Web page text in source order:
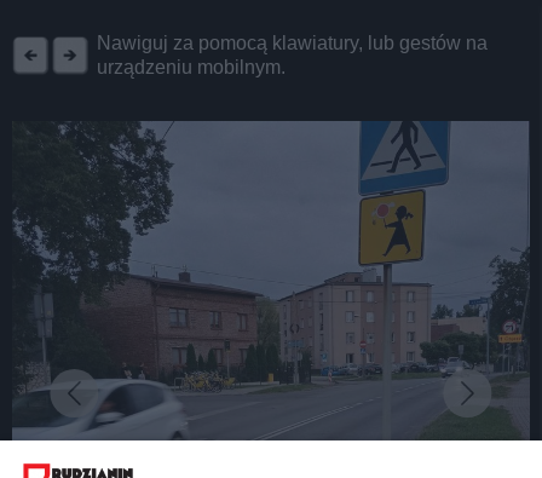
Nawiguj za pomocą klawiatury, lub gestów na
urządzeniu mobilnym.